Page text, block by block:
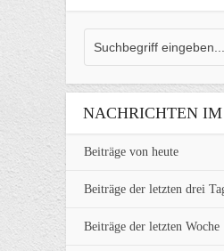
NACHRICHTEN
Beiträge von heute
Beiträge der letzten drei
Beiträge der letzten Woche